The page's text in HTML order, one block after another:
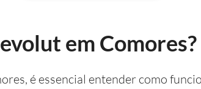
em Comores?
é essencial entender como